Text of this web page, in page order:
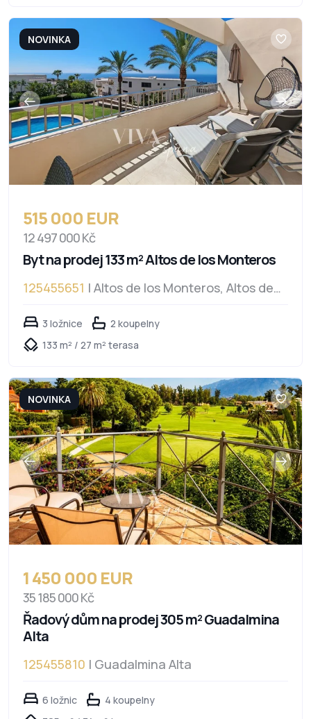
NOVINKA
515 000 EUR
12 497 000 Kč
Byt na prodej 133 m² Altos de los Monteros
125455651 | Altos de los Monteros, Altos de
3 ložnice
2 koupelny
133 m² / 27 m² terasa
NOVINKA
1 450 000 EUR
35 185 000 Kč
Řadový dům na prodej 305 m² Guadalmina
Alta
125455810 | Guadalmina Alta
6 ložnic
4 koupelny